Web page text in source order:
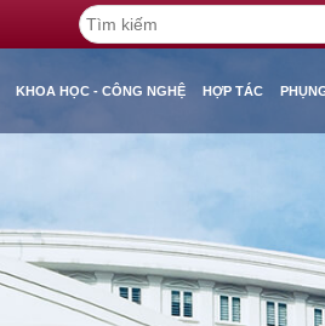
KHOA HỌC - CÔNG NGHỆ HỢP TÁC